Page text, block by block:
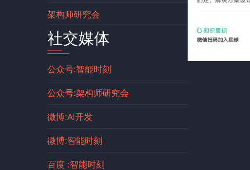
架构师研究会
社交媒体
公众号:智能时刻
公众号:架构师研究会
微博:AI开发
微博:智能时刻
百度 :智能时刻